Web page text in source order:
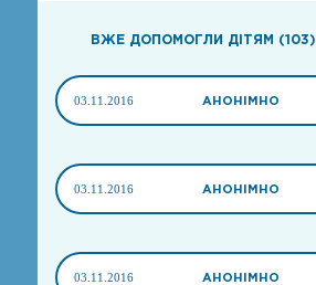
ВЖЕ ДОПОМОГЛИ ДІТЯМ (103)
03.11.2016 АНОНІМНО
03.11.2016 АНОНІМНО
03.11.2016 АНОНІМНО